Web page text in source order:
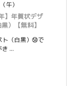
午）
】年賀状デザ
）【無料】
ト（白黒）㊿で
...